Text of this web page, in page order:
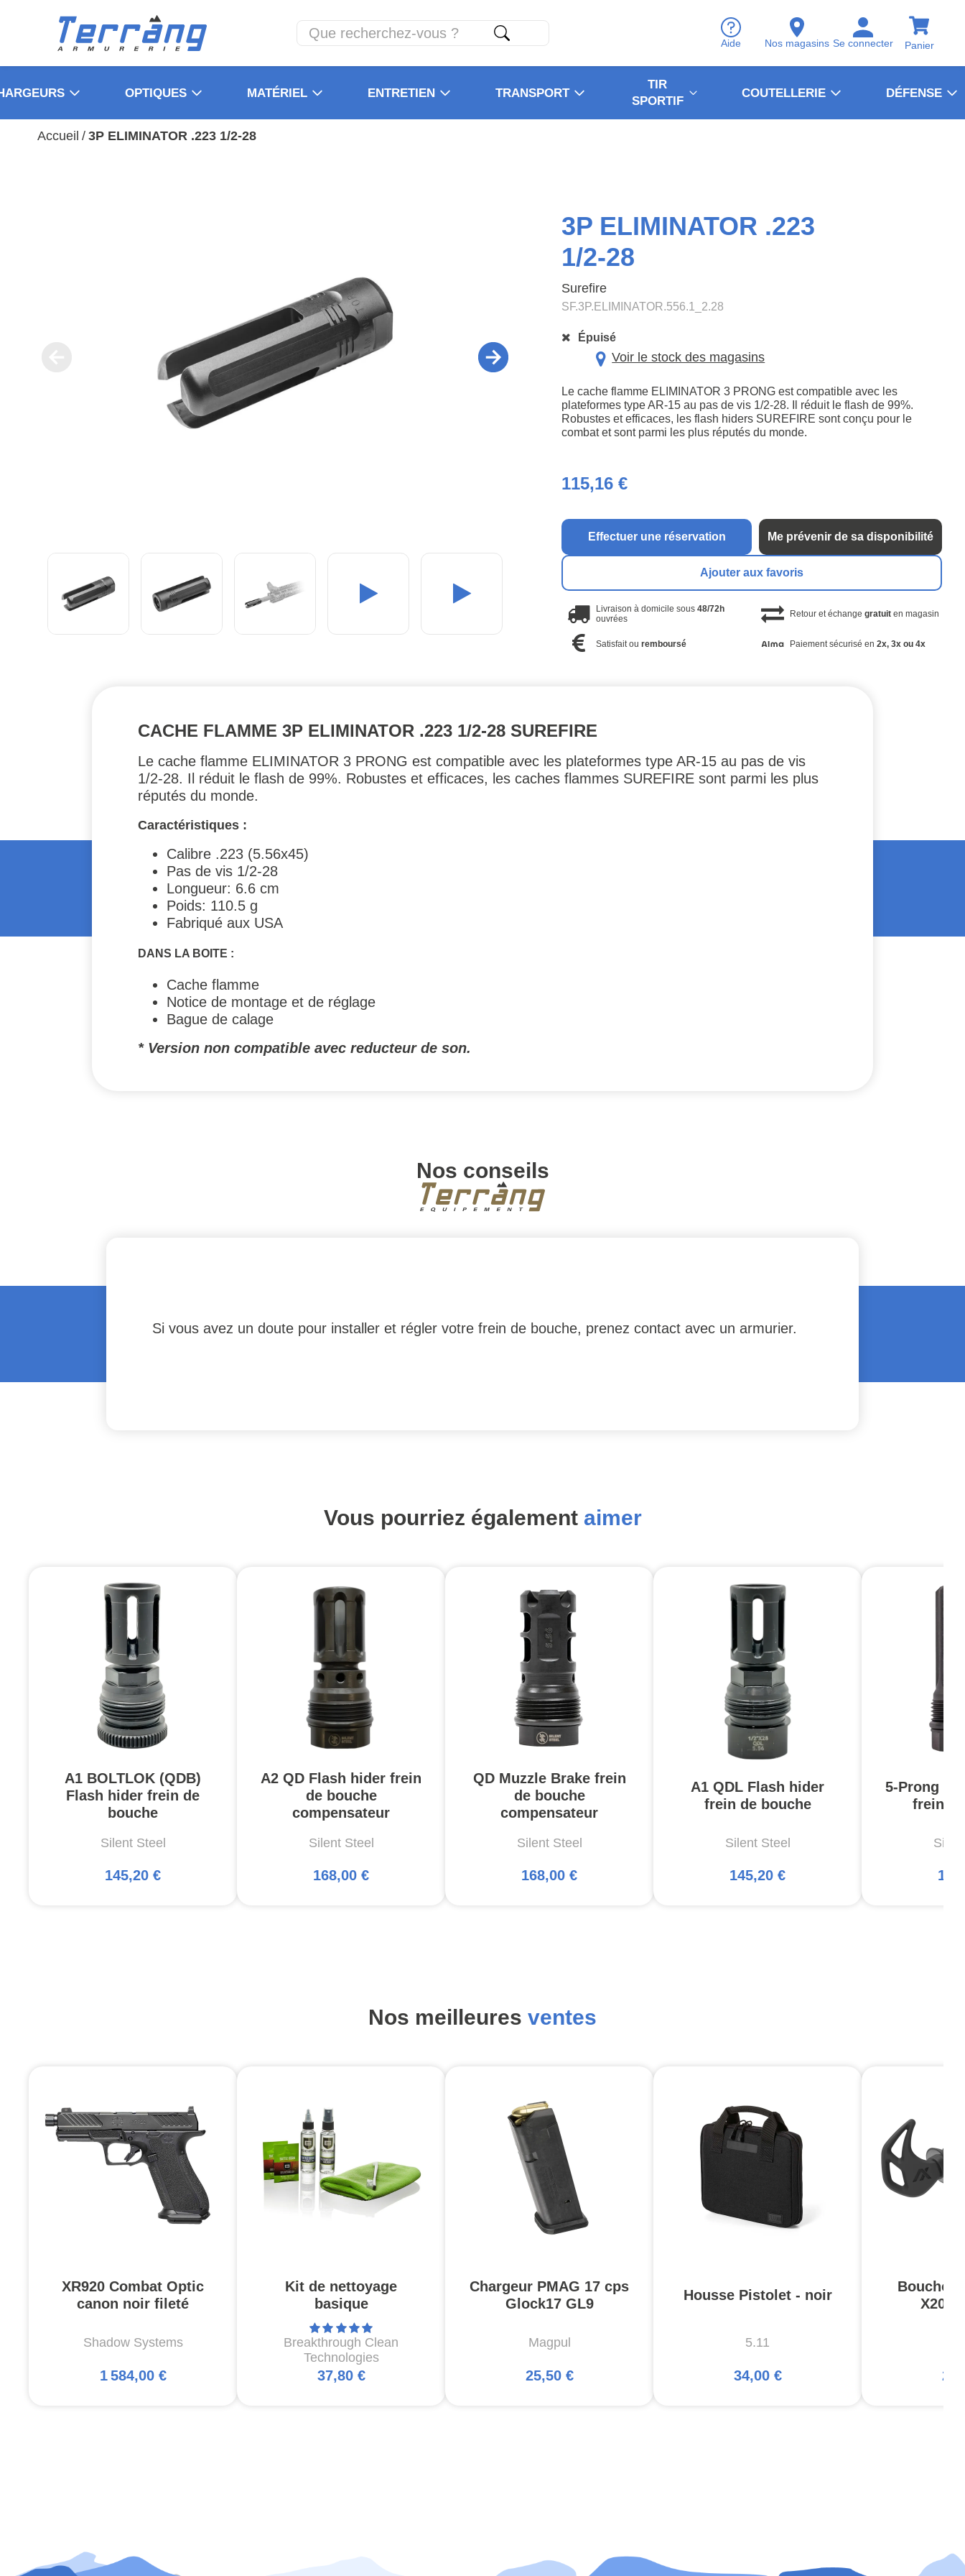
Aide Nos magasins Se connecter Panier
OPTIQUES MATÉRIEL ENTRETIEN TRANSPORT
TIR
SPORTIF
COUTELLERIE DÉFENSE
Accueil / 3P ELIMINATOR .223 1/2-28
3P ELIMINATOR .223
1/2-28
Surefire
SF.3P.ELIMINATOR.556.1_2.28
Épuisé
Voir le stock des magasins
Le cache flamme ELIMINATOR 3 PRONG est compatible avec les
plateformes type AR-15 au pas de vis 1/2-28. Il réduit le flash de 99%.
Robustes et efficaces, les flash hiders SUREFIRE sont conçu pour le
combat et sont parmi les plus réputés du monde.
115,16 €
Effectuer une réservation Me prévenir de sa disponibilité
Ajouter aux favoris
Livraison à domicile sous48/72h
ouvrées
Retour et échange gratuiten magasin
Satisfait ouremboursé Paiement sécurisé en 2x, 3x ou 4x
CACHE FLAMME 3P ELIMINATOR .223 1/2-28 SUREFIRE
Le cache flamme ELIMINATOR 3 PRONG est compatible avec les plateformes type AR-15 au pas de vis
1/2-28. Il réduit le flash de 99%. Robustes et efficaces, les caches flammes SUREFIRE sont parmi les plus
réputés du monde.
Caractéristiques :
Calibre .223 (5.56x45)
Pas de vis 1/2-28
Longueur: 6.6 cm
Poids: 110.5 g
Fabriqué aux USA
DANS LA BOITE :
Cache flamme
Notice de montage et de réglage
Bague de calage
* Version non compatible avec reducteur de son.
Nos conseils
Si vous avez un doute pour installer et régler votre frein de bouche, prenez contact avec un armurier.
Vous pourriez également aimer
A1 BOLTLOK (QDB)
Flash hider frein de
bouche
Silent Steel
145,20 €
A2 QD Flash hider frein
de bouche
compensateur
Silent Steel
168,00 €
QD Muzzle Brake frein
de bouche
compensateur
Silent Steel
168,00 €
A1 QDL Flash hider
frein de bouche
Silent Steel
145,20 €
5-Prong
frein
Nos meilleures ventes
XR920 Combat Optic
canon noir fileté
Shadow Systems
1 584,00 €
Kit de nettoyage
basique
Breakthrough Clean
Technologies
37,80 €
Chargeur PMAG 17 cps
Glock17 GL9
Magpul
25,50 €
Housse Pistolet - noir
5.11
34,00 €
X20